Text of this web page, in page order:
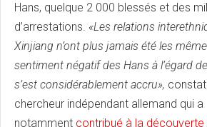
Hans, quelque 2 000 blessés et des
d’arrestations. «Les relations
Xinjiang n’ont plus jamais été les
sentiment négatif des Hans à l’égard
s’est considérablement accru»,
chercheur indépendant allemand qui a
notamment contribué à la